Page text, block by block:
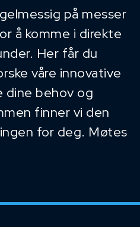
på messer
å komme i direkte
Her får du
våre innovative
dine behov og
finner vi den
for deg. Møtes